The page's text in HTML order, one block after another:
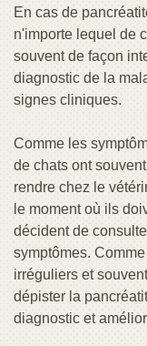
En cas de
n'importe lequel de
souvent de façon
diagnostic de la
signes cliniques.
Comme les
de chats ont
rendre chez le
le moment où ils
décident de
symptômes.
irréguliers et
dépister la
diagnostic et